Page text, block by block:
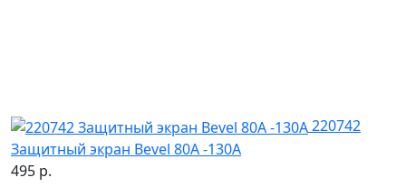
220742
Защитный экран Bevel 80A -130A
495 р.